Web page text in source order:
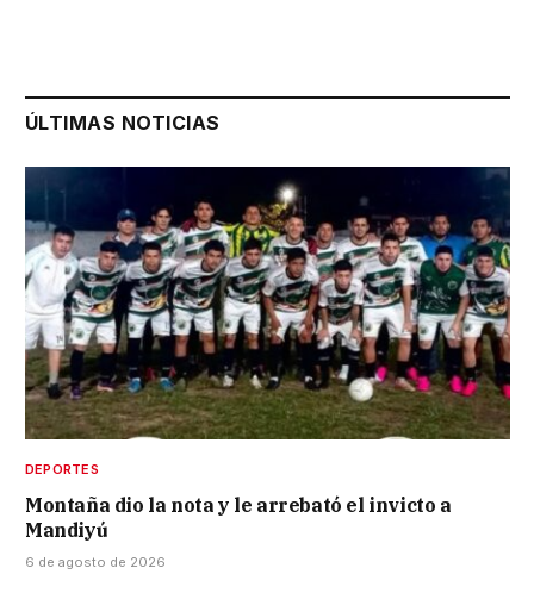
ÚLTIMAS NOTICIAS
DEPORTES
Montaña dio la nota y le arrebató el invicto a
Mandiyú
6 de agosto de 2026